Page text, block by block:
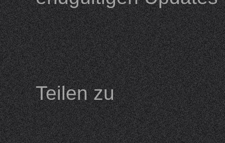
Teilen zu